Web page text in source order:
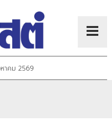
าคม 2569